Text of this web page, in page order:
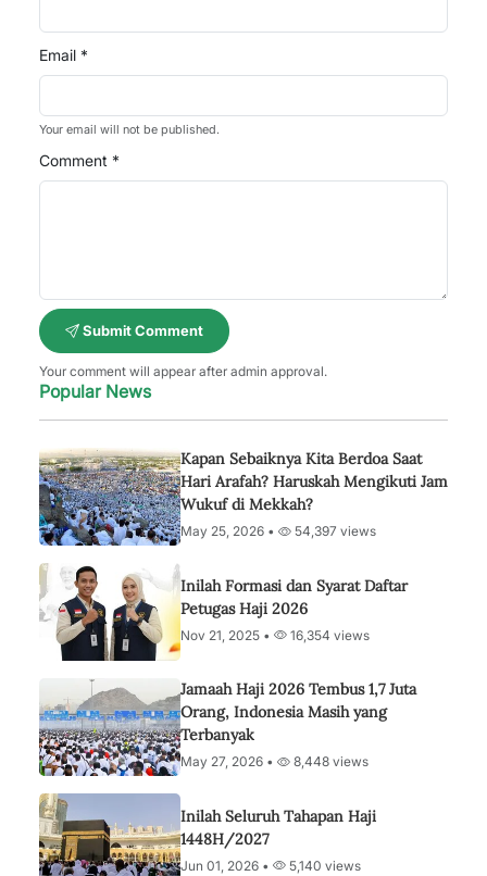
Email *
Your email will not be published.
Comment *
Submit Comment
Your comment will appear after admin approval.
Popular News
Kapan Sebaiknya Kita Berdoa Saat
Hari Arafah? Haruskah Mengikuti Jam
Wukuf di Mekkah?
May 25, 2026 • 54,397 views
Inilah Formasi dan Syarat Daftar
Petugas Haji 2026
Nov 21, 2025 • 16,354 views
Jamaah Haji 2026 Tembus 1,7 Juta
Orang, Indonesia Masih yang
Terbanyak
May 27, 2026 • 8,448 views
Inilah Seluruh Tahapan Haji
1448H/2027
Jun 01, 2026 • 5,140 views